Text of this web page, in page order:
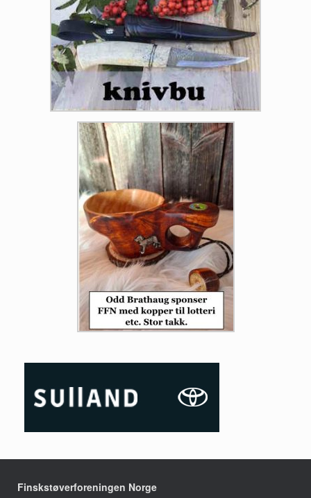
Finskstøverforeningen Norge